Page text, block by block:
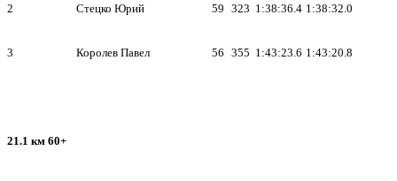
2 Стецко Юрий 59 323 1:38:36.4 1:38:32.0
3 Королев Павел 56 355 1:43:23.6 1:43:20.8
21.1 км 60+